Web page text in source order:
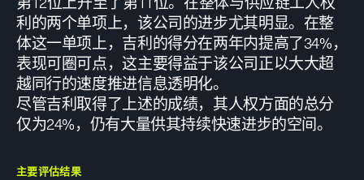
利的两个单项上，该公司的进步尤其明显。在整
体这一单项上，吉利的得分在两年内提高了34%，
表现可圈可点，这主要得益于该公司正以大大超
越同行的速度推进信息透明化。
尽管吉利取得了上述的成绩，其人权方面的总分
仅为24%，仍有大量供其持续快速进步的空间。
主要评估结果